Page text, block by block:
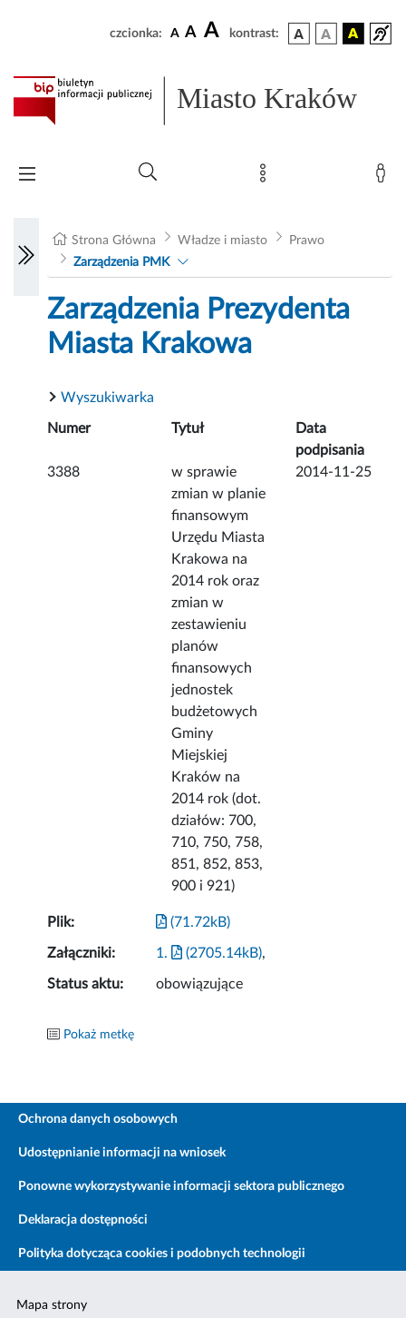
czcionka: A A A kontrast:
Miasto Kraków
Strona Główna Władze i miasto
Prawo
Zarządzenia PMK
Zarządzenia Prezydenta
Miasta Krakowa
Wyszukiwarka
Numer Tytuł
Data
podpisania
3388
w sprawie
zmian w planie
finansowym
Urzędu Miasta
Krakowa na
2014 rok oraz
zmian w
zestawieniu
planów
finansowych
jednostek
budżetowych
Gminy
Miejskiej
Kraków na
2014 rok (dot.
działów: 700,
710, 750, 758,
851, 852, 853,
900 i 921)
2014-11-25
Plik: (71.72kB)
Załączniki: 1. (2705.14kB),
Status aktu: obowiązujące
Pokaż metkę
Ochrona danych osobowych
Udostępnianie informacji na wniosek
Ponowne wykorzystywanie informacji sektora publicznego
Deklaracja dostępności
Polityka dotycząca cookies i podobnych technologii
Mapa strony